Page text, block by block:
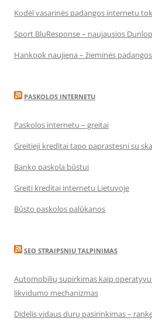
Kodėl vasarinės padangos internetu
Sport BluResponse – naujausios
Hankook naujiena – žieminės
PASKOLOS INTERNETU
Paskolos internetu – greitai
Greitieji kreditai tapo paprastesni su
Banko paskola būstui
Greiti kreditai internetu Lietuvoje
Būsto paskolos palūkanos
SEO STRAIPSNIU TALPINIMAS
Automobilių supirkimas kaip
likvidumo mechanizmas
Didelis vidaus durų pasirinkimas –